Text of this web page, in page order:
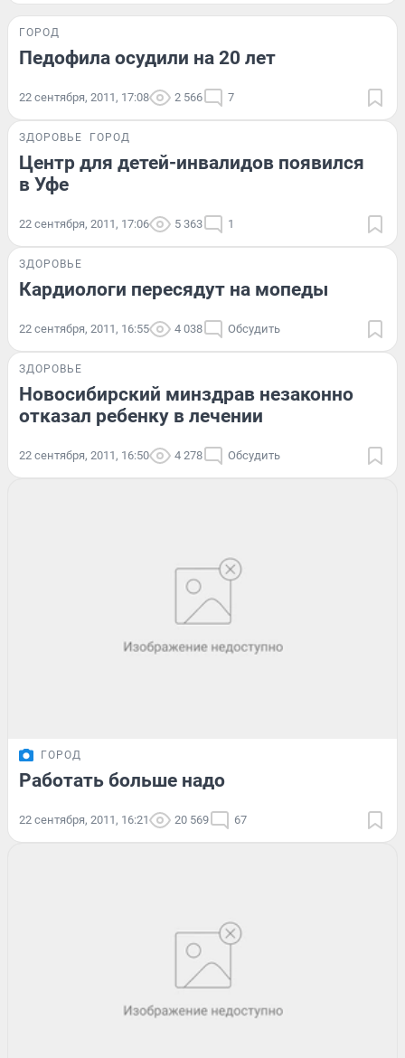
ГОРОД
Педофила осудили на 20 лет
22 сентября, 2011, 17:08 2 566 7
ЗДОРОВЬЕ ГОРОД
Центр для детей-инвалидов появился
в Уфе
22 сентября, 2011, 17:06 5 363 1
ЗДОРОВЬЕ
Кардиологи пересядут на мопеды
22 сентября, 2011, 16:55 4 038 Обсудить
ЗДОРОВЬЕ
Новосибирский минздрав незаконно
отказал ребенку в лечении
22 сентября, 2011, 16:50 4 278 Обсудить
ГОРОД
Работать больше надо
22 сентября, 2011, 16:21 20 569 67